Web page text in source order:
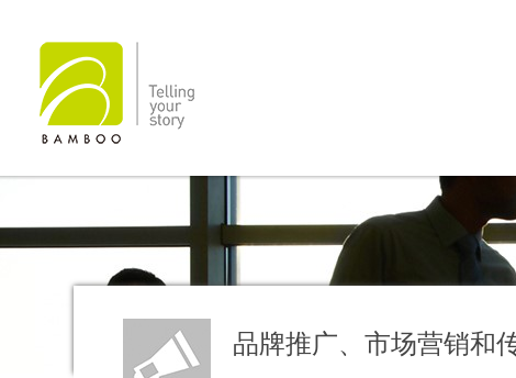
品牌推广、市场营销和